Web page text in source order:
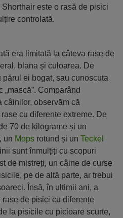
este o rasă de pisici
controlată.
era limitată la câteva rase de
blana și culoarea. De
ei bogat, sau cunoscuta
„mască”. Comparând
câinilor, observăm că
cu diferențe extreme. De
70 de kilograme și un
un Mops rotund și un Teckel
sunt înmulțiți cu scopuri
de mistreți, un câine de curse
pe de altă parte, ar trebui
Însă, în ultimii ani, a
de pisici cu diferențe
la pisicile cu picioare scurte,